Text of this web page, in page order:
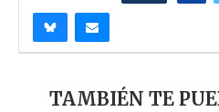
TAMBIÉN TE